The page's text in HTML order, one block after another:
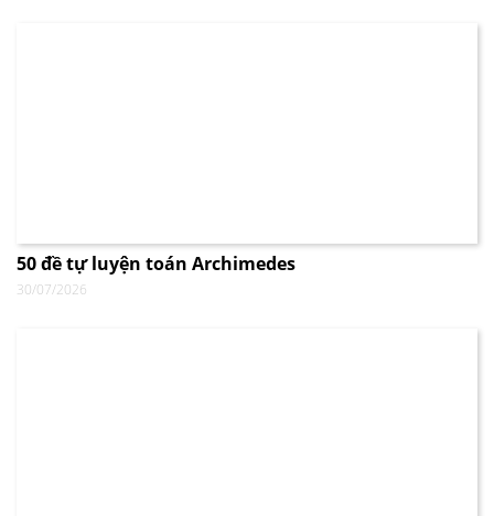
50 đề tự luyện toán Archimedes
30/07/2026